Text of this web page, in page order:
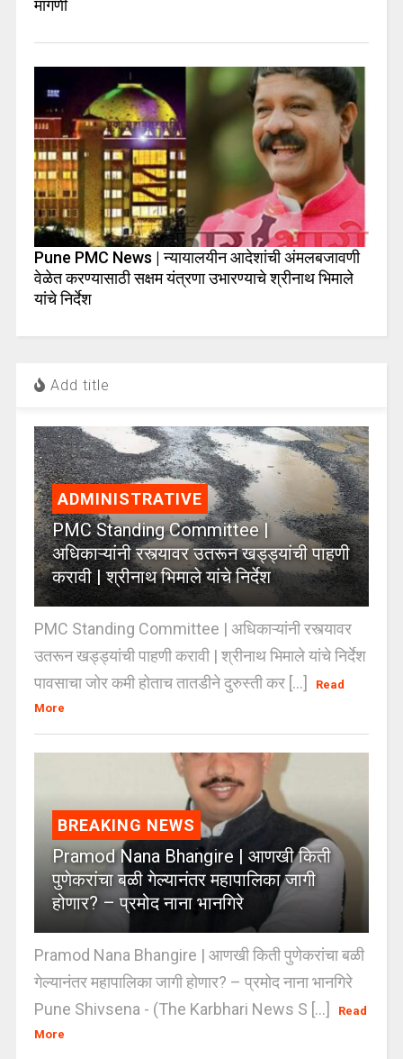
मागणी
Pune PMC News | न्यायालयीन आदेशांची अंमलबजावणी
वेळेत करण्यासाठी सक्षम यंत्रणा उभारण्याचे श्रीनाथ भिमाले
यांचे निर्देश
Add title
ADMINISTRATIVE
PMC Standing Committee |
अधिकाऱ्यांनी रस्त्यावर उतरून खड्ड्यांची पाहणी
करावी | श्रीनाथ भिमाले यांचे निर्देश
PMC Standing Committee | अधिकाऱ्यांनी रस्त्यावर
उतरून खड्ड्यांची पाहणी करावी | श्रीनाथ भिमाले यांचे निर्देश
पावसाचा जोर कमी होताच तातडीने दुरुस्ती कर [...]
Read
More
BREAKING NEWS
Pramod Nana Bhangire | आणखी किती
पुणेकरांचा बळी गेल्यानंतर महापालिका जागी
होणार? – प्रमोद नाना भानगिरे
Pramod Nana Bhangire | आणखी किती पुणेकरांचा बळी
गेल्यानंतर महापालिका जागी होणार? – प्रमोद नाना भानगिरे
Pune Shivsena - (The Karbhari News S [...]
Read
More